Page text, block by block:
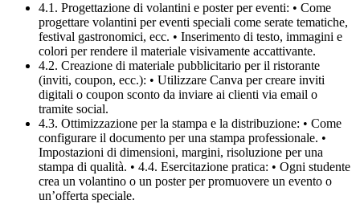
4.1. Progettazione di volantini e poster per eventi: • Come
progettare volantini per eventi speciali come serate tematiche,
festival gastronomici, ecc. • Inserimento di testo, immagini e
colori per rendere il materiale visivamente accattivante.
4.2. Creazione di materiale pubblicitario per il ristorante
(inviti, coupon, ecc.): • Utilizzare Canva per creare inviti
digitali o coupon sconto da inviare ai clienti via email o
tramite social.
4.3. Ottimizzazione per la stampa e la distribuzione: • Come
configurare il documento per una stampa professionale. •
Impostazioni di dimensioni, margini, risoluzione per una
stampa di qualità. • 4.4. Esercitazione pratica: • Ogni studente
crea un volantino o un poster per promuovere un evento o
un’offerta speciale.